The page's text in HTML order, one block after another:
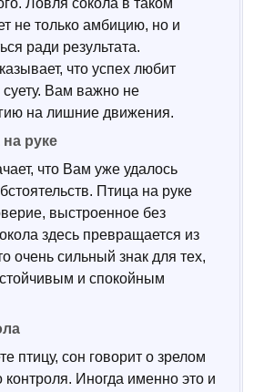
Ловля сокола в таком
не только амбицию, но и
ради результата.
что успех любит
Вам важно не
на лишние движения.
руке
что Вам уже удалось
Птица на руке
выстроенное без
здесь превращается из
очень сильный знак для тех,
и спокойным
птицу, сон говорит о зрелом
контроля. Иногда именно это и